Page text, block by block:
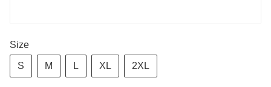
Size
S M L XL 2XL